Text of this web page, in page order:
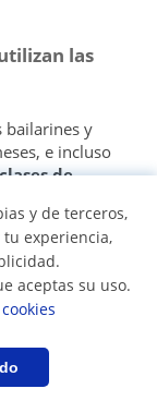
las
bailarines y
e incluso
clases de
maneras, no
danza que
De hecho,
¡todo el
este
y de terceros,
experiencia,
aceptas su uso.